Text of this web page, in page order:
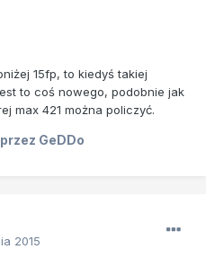
15fp, to kiedyś takiej
to coś nowego, podobnie jak
max 421 można policzyć.
przez GeDDo
2015